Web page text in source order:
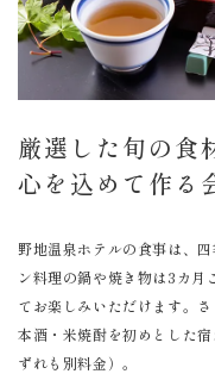
厳選した旬の食
心を込めて作る
野地温泉ホテルの食事は、
ン料理の鍋や焼き物は3カ月
てお楽しみいただけます。
本酒・米焼酎を初めとした
ずれも別料金）。